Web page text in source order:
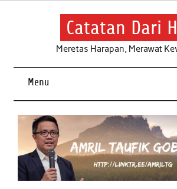
Skip
Catatan Dari
Meretas Harapan, Merawat
Menu